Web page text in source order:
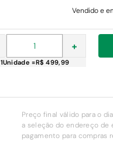
Vendido e
+
1Unidade =R$ 499,99
Preço final válido para o
a seleção do endereço de
pagamento para compras